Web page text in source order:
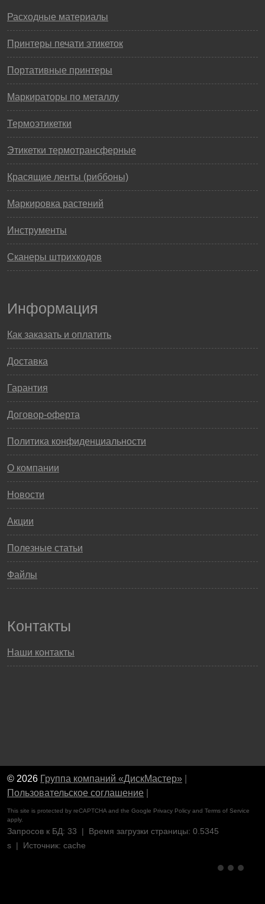
Расходные материалы
Принтеры печати этикеток
Портативные принтеры
Маркираторы по металлу
Термоэтикетки
Этикетки термотрансферные
Красящие ленты (риббоны)
Маркировка растений
Инструменты
Сканеры штрихкодов
Информация
Как заказать и оплатить
Доставка
Гарантия
Договор-оферта
Политика конфиденциальности
О компании
Новости
Акции
Полезные статьи
Файлы
Контакты
Наши контакты
© 2026 Группа компаний «ДискМастер»
Пользовательское соглашение
This site is protected by reCAPTCHA and the Google Privacy Policy and Terms of Service
apply.
Запросов к БД: 33 | Время загрузки страницы: 0.5345
s | Источник: cache